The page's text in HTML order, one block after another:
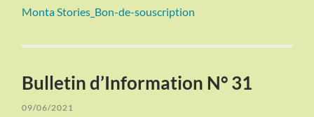
Monta Stories_Bon-de-souscription
Bulletin d’Information N° 31
09/06/2021